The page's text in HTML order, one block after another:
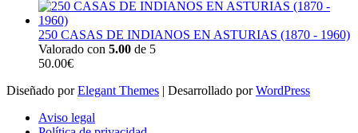
250 CASAS DE INDIANOS EN ASTURIAS (1870 - 1960)
Valorado con 5.00 de 5
50.00€
Diseñado porElegant Themes | Desarrollado porWordPress
Aviso legal